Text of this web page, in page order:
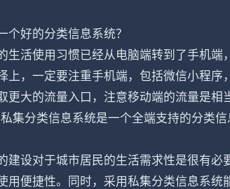
个好的分类信息系统？
生活使用习惯已经从电脑端转到了手机
上，一定要注重手机端，包括微信小程
更大的流量入口，注意移动端的流量是相
集分类信息系统是一个全端支持的分类
建设对于城市居民的生活需求性是很有
用便捷性。同时，采用私集分类信息系